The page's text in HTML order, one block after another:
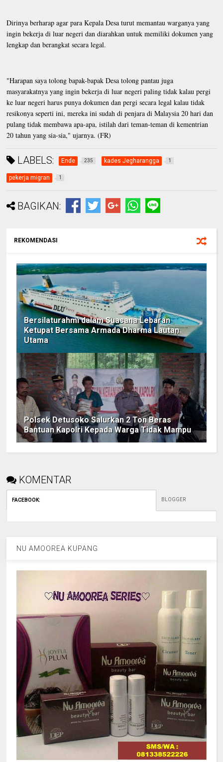
Dirinya berharap agar para Kepala Desa turut memantau warganya yang
ingin bekerja di luar negeri dan diarahkan untuk memiliki dokumen yang
lengkap dan berangkat secara legal.
"Harapan saya tolong bapak-bapak Desa tolong pantau juga
masyarakatnya yang ingin bekerja di luar negeri paling tidak kalau pergi
ke luar negeri harus punya dokumen dan pergi secara legal kalau tidak
resikonya seperti ini, mereka ini sudah di penjara di Malaysia 20 hari dan
pulang tidak membawa apa-apa, istilah dari teman-teman di kementrian
20 tahun yang sia-sia," ujarnya. (FR)
LABELS: Ende 235 kades Jegharangga 1
pekerja migran 1
BAGIKAN:
REKOMENDASI
Bersilaturahmi dalam Suasana Lebaran
Ketupat Bersama Armada Dharma Lautan
Utama
Polsek Detusoko Salurkan 2 Ton Beras
Bantuan Kapolri Kepada Warga Tidak Mampu
KOMENTAR
FACEBOOK: BLOGGER
NU AMOOREA KUPANG